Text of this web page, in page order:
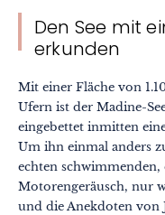
Den See mit
erkunden
Mit einer Fläche von
Ufern ist der Madine-
eingebettet inmitten
Um ihn einmal anders
echten schwimmenden,
Motorengeräusch, nur
und die Anekdoten von